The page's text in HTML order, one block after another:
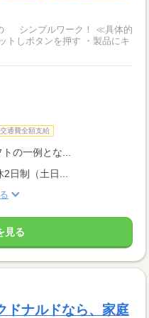
プルワーク！ ≪具体的
トしボタンを押す ・製品にキ
交通費全額支給
の一例とな...
日制（土日...
見る
ドナルドなら、家庭